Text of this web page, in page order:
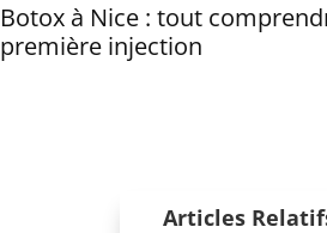
Articles
Botox à Nice : tout
première injection